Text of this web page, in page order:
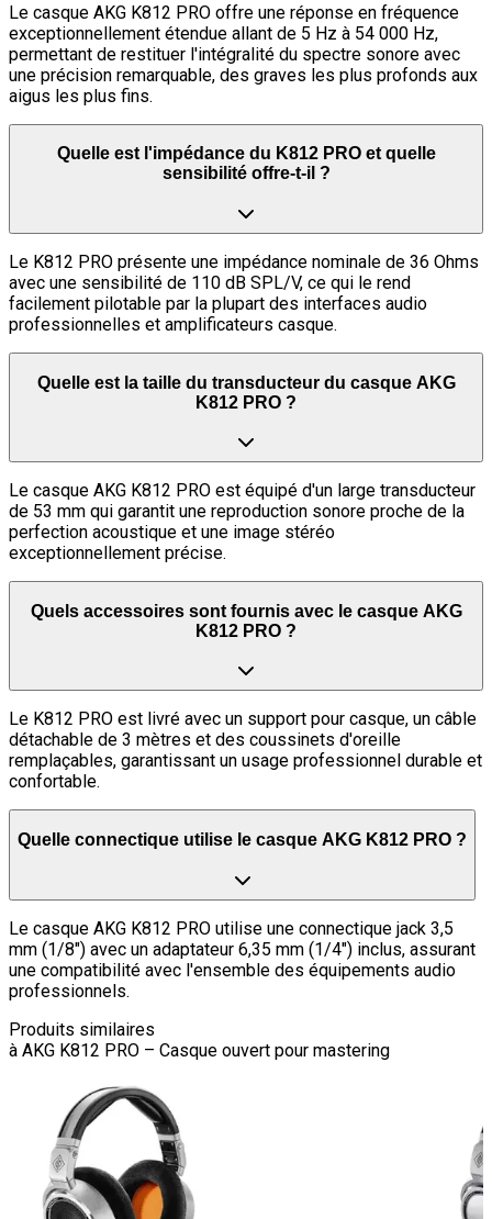
Le casque AKG K812 PRO offre une réponse en fréquence
exceptionnellement étendue allant de 5 Hz à 54 000 Hz,
permettant de restituer l'intégralité du spectre sonore avec
une précision remarquable, des graves les plus profonds aux
aigus les plus fins.
Quelle est l'impédance du K812 PRO et quelle
sensibilité offre-t-il ?
Le K812 PRO présente une impédance nominale de 36 Ohms
avec une sensibilité de 110 dB SPL/V, ce qui le rend
facilement pilotable par la plupart des interfaces audio
professionnelles et amplificateurs casque.
Quelle est la taille du transducteur du casque AKG
K812 PRO ?
Le casque AKG K812 PRO est équipé d'un large transducteur
de 53 mm qui garantit une reproduction sonore proche de la
perfection acoustique et une image stéréo
exceptionnellement précise.
Quels accessoires sont fournis avec le casque AKG
K812 PRO ?
Le K812 PRO est livré avec un support pour casque, un câble
détachable de 3 mètres et des coussinets d'oreille
remplaçables, garantissant un usage professionnel durable et
confortable.
Quelle connectique utilise le casque AKG K812 PRO ?
Le casque AKG K812 PRO utilise une connectique jack 3,5
mm (1/8") avec un adaptateur 6,35 mm (1/4") inclus, assurant
une compatibilité avec l'ensemble des équipements audio
professionnels.
Produits similaires
à AKG K812 PRO – Casque ouvert pour mastering